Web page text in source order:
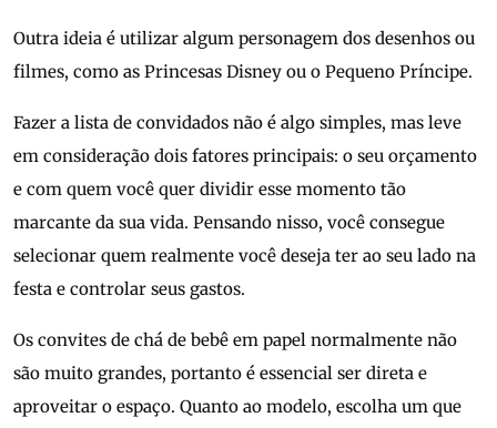
Outra ideia é utilizar algum personagem dos desenhos ou
filmes, como as Princesas Disney ou o Pequeno Príncipe.
Fazer a lista de convidados não é algo simples, mas leve
em consideração dois fatores principais: o seu orçamento
e com quem você quer dividir esse momento tão
marcante da sua vida. Pensando nisso, você consegue
selecionar quem realmente você deseja ter ao seu lado na
festa e controlar seus gastos.
Os convites de chá de bebê em papel normalmente não
são muito grandes, portanto é essencial ser direta e
aproveitar o espaço. Quanto ao modelo, escolha um que